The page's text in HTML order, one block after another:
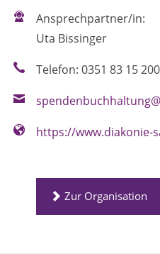
Ansprechpartner/in:
Uta Bissinger
Telefon: 0351 83 15 200
https://www.diakonie-
Zur Organisation